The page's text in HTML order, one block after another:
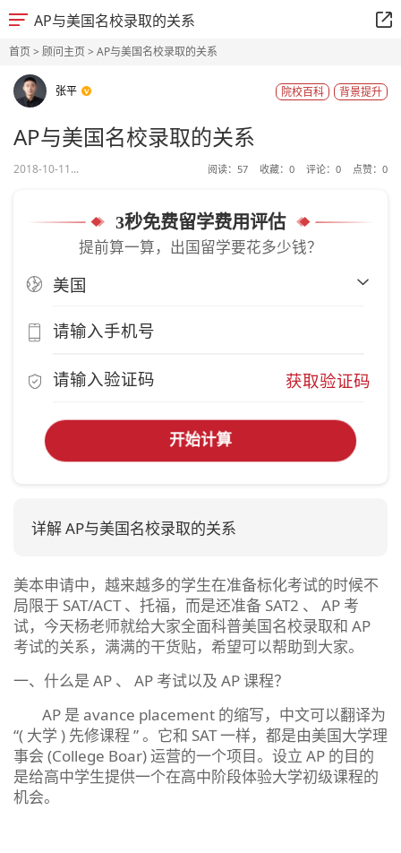
AP与美国名校录取的关系
首页> 顾问主页> AP与美国名校录取的关系
张平 背景提升
院校百科
AP与美国名校录取的关系
2018-10-11... 阅读： 57 收藏： 0 评论： 0 点赞： 0
3秒免费留学费用评估
提前算一算，出国留学要花多少钱？
获取验证码
开始计算
详解 AP与美国名校录取的关系
美本申请中，越来越多的学生在准备标化考试的时候不
局限于 SAT/ACT 、托福，而是还准备 SAT2 、 AP 考
试，今天杨老师就给大家全面科普美国名校录取和 AP
考试的关系，满满的干货贴，希望可以帮助到大家。
一、什么是 AP 、 AP 考试以及 AP 课程？
AP 是 avance placement 的缩写，中文可以翻译为
“( 大学 ) 先修课程 ” 。它和 SAT 一样，都是由美国大学理
事会 (College Boar) 运营的一个项目。设立 AP 的目的
是给高中学生提供一个在高中阶段体验大学初级课程的
机会。